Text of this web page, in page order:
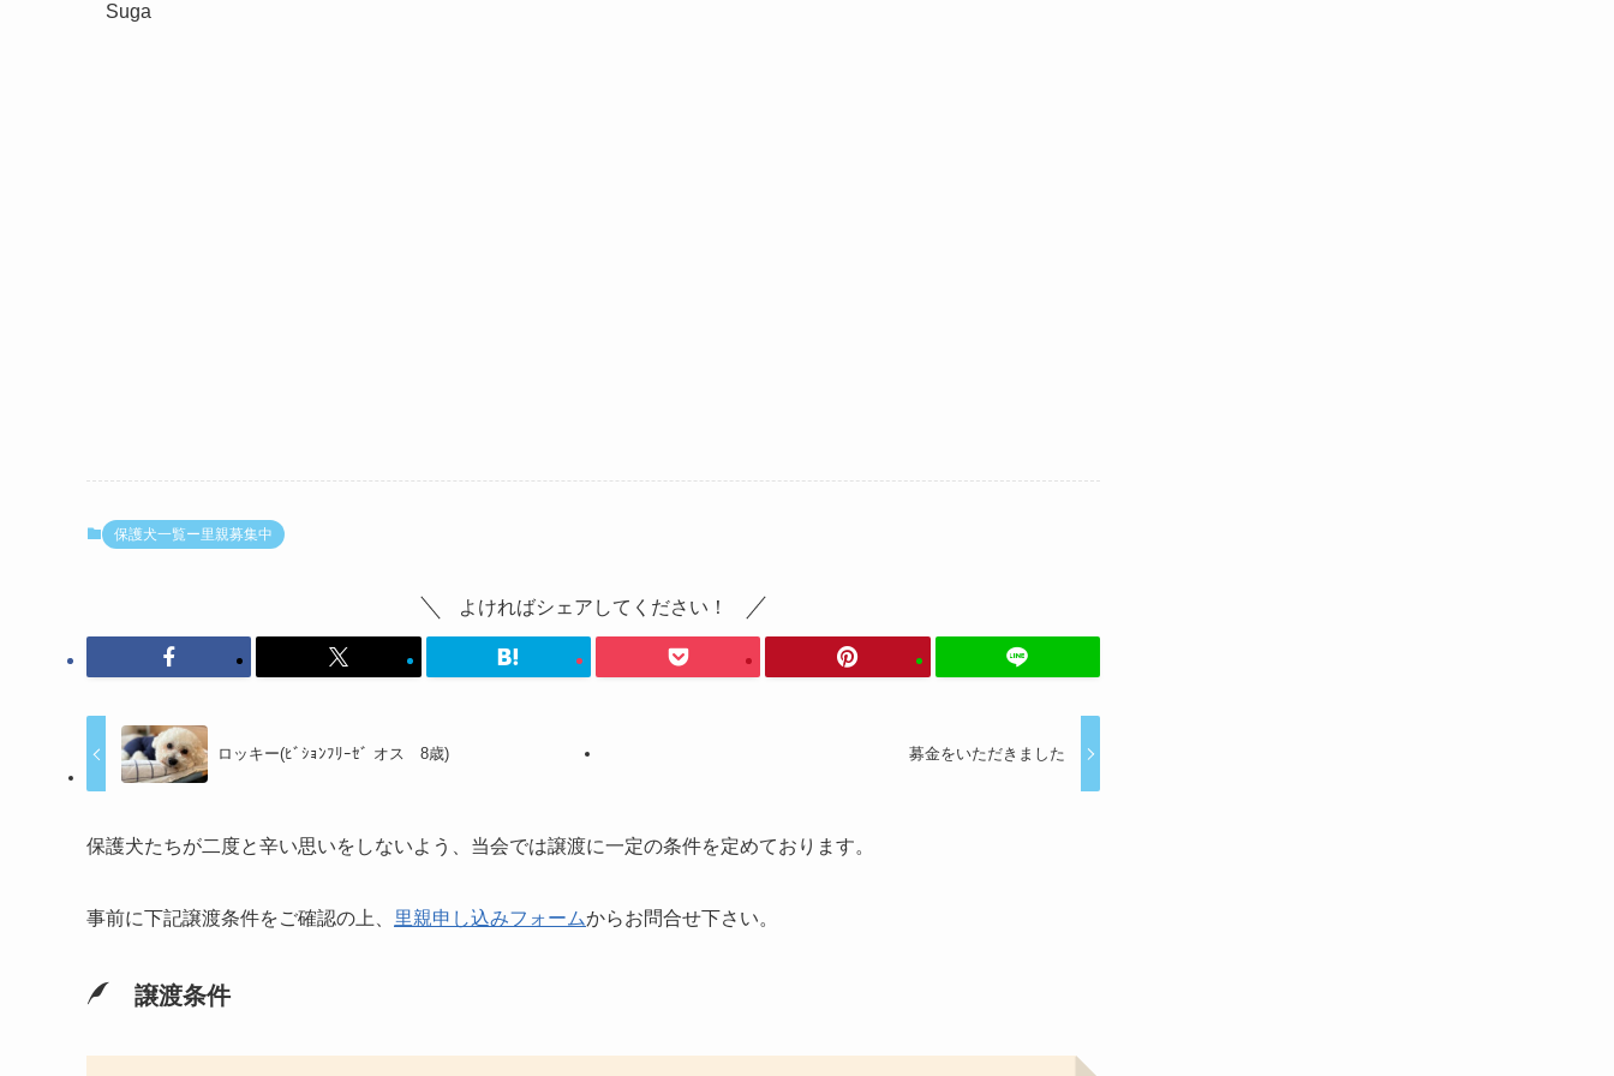
Suga
保護犬一覧ー里親募集中
よければシェアしてください！
ロッキー(ﾋﾞｼｮﾝﾌﾘｰｾﾞ オス 8歳) 募金をいただきました
保護犬たちが二度と辛い思いをしないよう、当会では譲渡に一定の条件を定めております。
事前に下記譲渡条件をご確認の上、 里親申し込みフォームからお問合せ下さい。
譲渡条件